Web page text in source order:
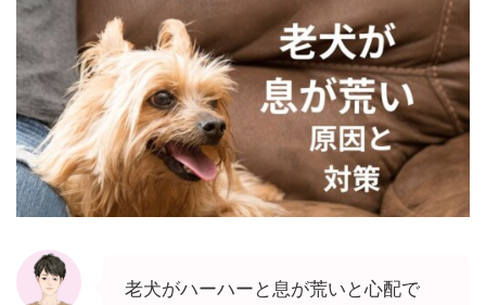
老犬がハーハーと息が荒いと心配で